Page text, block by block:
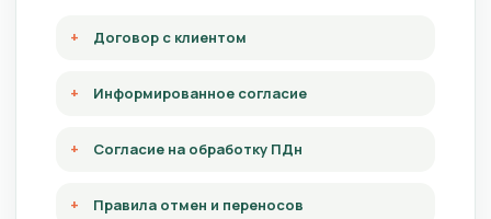
Договор с клиентом
Информированное согласие
Согласие на обработку ПДн
Правила отмен и переносов